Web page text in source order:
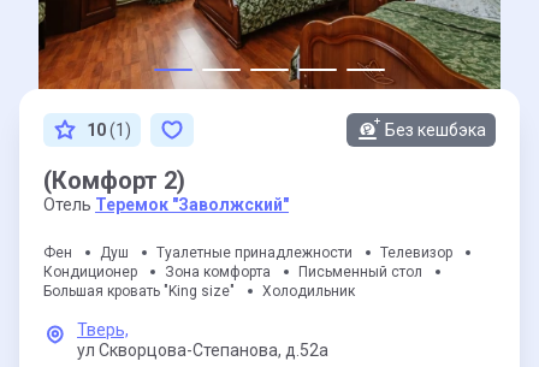
10(1) Без кешбэка
(Комфорт 2)
Отель Теремок "Заволжский"
Фен Душ Туалетные принадлежности
Телевизор
Кондиционер
Зона комфорта
Письменный стол
Большая кровать "King size"
Холодильник
Тверь,
ул Скворцова-Степанова, д.52а